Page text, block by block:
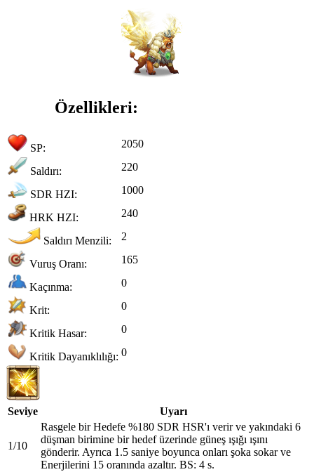
Özellikleri:
SP: 2050
Saldırı: 220
SDR HZI: 1000
HRK HZI: 240
Saldırı Menzili: 2
Vuruş Oranı: 165
Kaçınma: 0
Krit: 0
Kritik Hasar: 0
Kritik Dayanıklılığı: 0
Seviye Uyarı
1/10
Rasgele bir Hedefe %180 SDR HSR'ı verir ve yakındaki 6
düşman birimine bir hedef üzerinde güneş ışığı ışını
gönderir. Ayrıca 1.5 saniye boyunca onları şoka sokar ve
Enerjilerini 15 oranında azaltır. BS: 4 s.